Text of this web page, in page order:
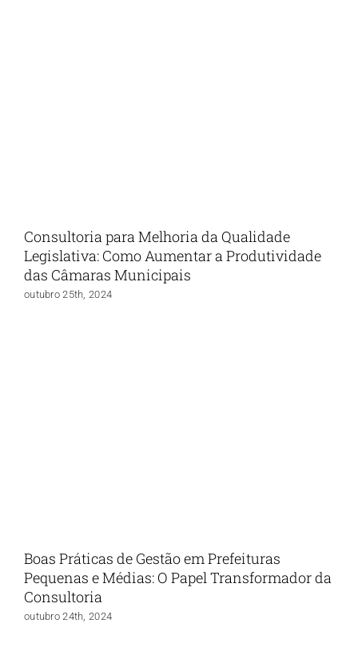
Consultoria para Melhoria da Qualidade
Legislativa: Como Aumentar a Produtividade
das Câmaras Municipais
outubro 25th, 2024
Boas Práticas de Gestão em Prefeituras
Pequenas e Médias: O Papel Transformador da
Consultoria
outubro 24th, 2024